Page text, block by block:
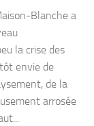
Blanche a
la crise des
envie de
de la
arrosée